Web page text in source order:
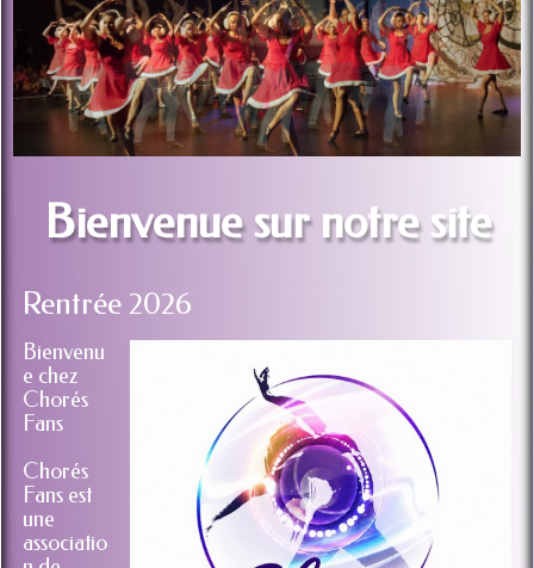
Album Photo▼
Contact
Bienvenue sur notre site
Rentrée 2026
Bienvenu
e chez
Chorés
Fans
Chorés
Fans est
une
associatio